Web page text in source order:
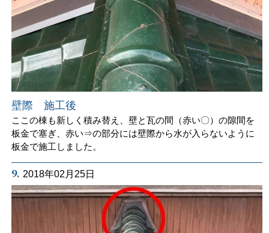
壁際 施工後
ここの棟も新しく積み替え、壁と瓦の間（赤い〇）の隙間を
板金で塞ぎ、赤い⇒の部分には壁際から水が入らないように
板金で施工しました。
9. 2018年02月25日